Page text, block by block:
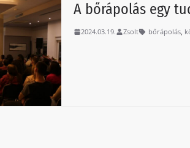
A bőrápolás egy
2024.03.19. Zsolt bőrápolás,